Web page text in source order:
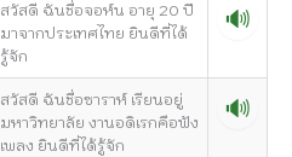
สวัสดี ฉันชื่อจอห์น อายุ 20 ปี
มาจากประเทศไทย ยินดีที่ได้
รู้จัก
🔊
สวัสดี ฉันชื่อซาราห์ เรียนอยู่
มหาวิทยาลัย งานอดิเรกคือฟัง
เพลง ยินดีที่ได้รู้จัก
🔊